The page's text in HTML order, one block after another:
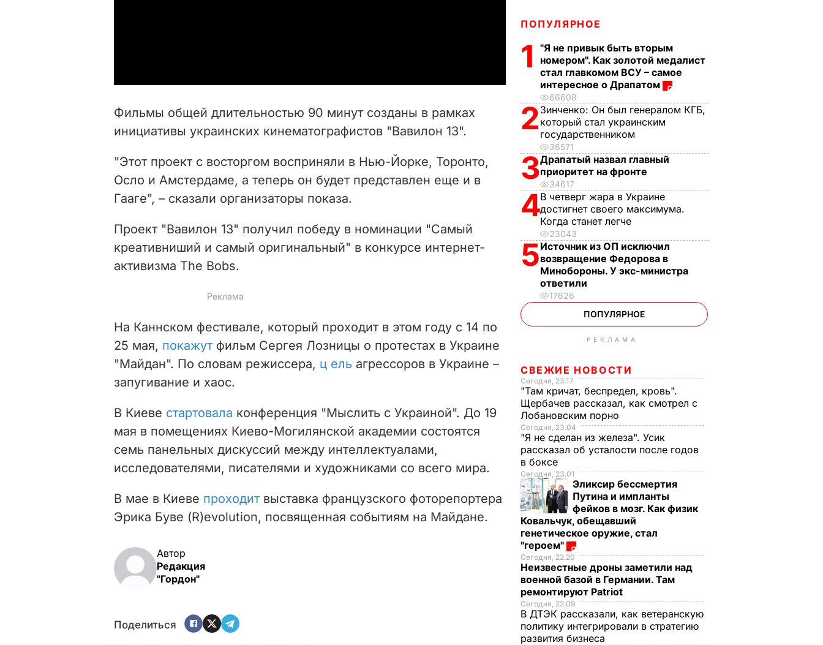
i
d
e
o
Фильмы общей длительностью 90 минут созданы в рамках
инициативы украинских кинематографистов "Вавилон 13".
"Этот проект с восторгом восприняли в Нью-Йорке, Торонто,
Осло и Амстердаме, а теперь он будет представлен еще и в
Гааге", – сказали организаторы показа.
Проект "Вавилон 13" получил победу в номинации "Самый
креативниший и самый оригинальный" в конкурсе интернет-
активизма The Bobs.
На Каннском фестивале, который проходит в этом году с 14 по
25 мая, покажутфильм Сергея Лозницы о протестах в Украине
"Майдан". По словам режиссера, ц ель агрессоров в Украине –
запугивание и хаос.
В Киеве стартовала конференция "Мыслить с Украиной". До 19
мая в помещениях Киево-Могилянской академии состоятся
семь панельных дискуссий между интеллектуалами,
исследователями, писателями и художниками со всего мира.
В мае в Киеве проходитвыставка французского фоторепортера
Эрика Буве (R)evolution, посвященная событиям на Майдане.
Автор
Редакция
"Гордон"
Поделиться
ПОПУЛЯРНОЕ
1
"Я не привык быть вторым
номером". Как золотой медалист
стал главкомом ВСУ – самое
интересное о Драпатом
66608
2 Зинченко: Он был генералом КГБ,
который стал украинским
государственником
36571
3Драпатый назвал главный
приоритет на фронте
34617
4В четверг жара в Украине
достигнет своего максимума.
Когда станет легче
23043
5Источник из ОП исключил
возвращение Федорова в
Минобороны. У экс-министра
ответили
17626
ПОПУЛЯРНОЕ
РЕКЛАМА
СВЕЖИЕ НОВОСТИ
Сегодня, 23.17
"Там кричат, беспредел, кровь".
Щербачев рассказал, как смотрел с
Лобановским порно
Сегодня, 23.04
"Я не сделан из железа". Усик
рассказал об усталости после годов
в боксе
Сегодня, 23.01
Эликсир бессмертия
Путина и импланты
фейков в мозг. Как физик
Ковальчук, обещавший
генетическое оружие, стал
"героем"
Сегодня, 22.20
Неизвестные дроны заметили над
военной базой в Германии. Там
ремонтируют Patriot
Сегодня, 22.09
В ДТЭК рассказали, как ветеранскую
политику интегрировали в стратегию
развития бизнеса